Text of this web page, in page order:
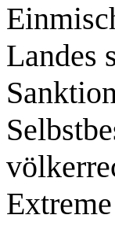
Landes